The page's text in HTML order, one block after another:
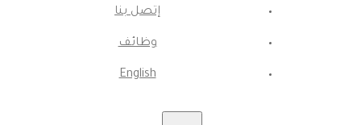
إتصل بنا
وظائف
English